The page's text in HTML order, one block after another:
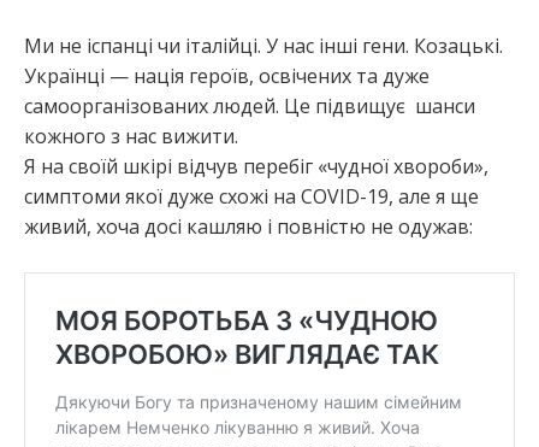
Ми не іспанці чи італійці. У нас інші гени. Козацькі.
Українці — нація героїв, освічених та дуже
самоорганізованих людей. Це підвищує шанси
кожного з нас вижити.
Я на своїй шкірі відчув перебіг «чудної хвороби»,
симптоми якої дуже схожі на COVID-19, але я ще
живий, хоча досі кашляю і повністю не одужав: